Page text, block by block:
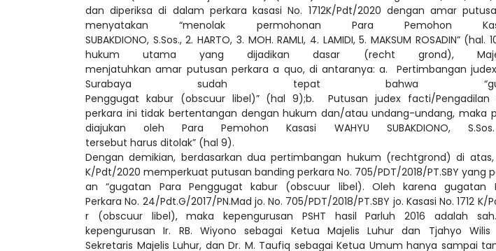
dan diperiksa di dalam perkara kasasi No. 1712K/Pdt/2020 dengan amar
menyatakan “menolak permohonan Para Pemohon
SUBAKDIONO, S.Sos., 2. HARTO, 3. MOH. RAMLI, 4. LAMIDI, 5. MAKSUM ROSADIN”
hukum utama yang dijadikan dasar (recht grond),
menjatuhkan amar putusan perkara a quo, di antaranya: a. Pertimbangan
Surabaya sudah tepat bahwa
Penggugat kabur (obscuur libel)” (hal 9);b. Putusan judex facti/Pengadilan
perkara ini tidak bertentangan dengan hukum dan/atau undang-undang, maka
diajukan oleh Para Pemohon Kasasi WAHYU SUBAKDIONO,
tersebut harus ditolak” (hal 9).
Dengan demikian, berdasarkan dua pertimbangan hukum (rechtgrond) di atas,
K/Pdt/2020 memperkuat putusan banding perkara No. 705/PDT/2018/PT.SBY yang
an “gugatan Para Penggugat kabur (obscuur libel). Oleh karena gugatan
Perkara No. 24/Pdt.G/2017/PN.Mad jo. No. 705/PDT/2018/PT.SBY jo. Kasasi No. 1712
r (obscuur libel), maka kepengurusan PSHT hasil Parluh 2016 adalah
kepengurusan Ir. RB. Wiyono sebagai Ketua Majelis Luhur dan Tjahyo Wilis
Sekretaris Majelis Luhur, dan Dr. M. Taufiq sebagai Ketua Umum hanya sampai